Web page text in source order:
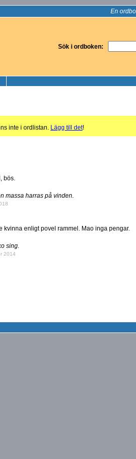
En
Sök i ordboken:
inte i ordlistan. Lägg till det!
bös.
massa harras på vinden.
kvinna enligt povel rammel. Mao inga pengar.
sing.
2014